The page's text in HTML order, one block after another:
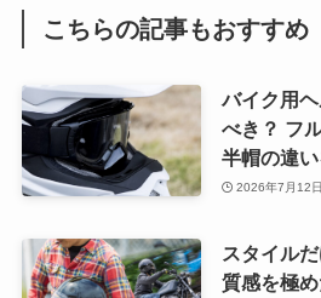
こちらの記事もおすすめ
バイク用
べき？ フ
半帽の違
2026年7月12日
スタイル
質感を極